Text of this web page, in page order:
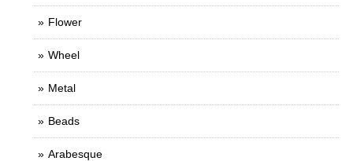
Flower
Wheel
Metal
Beads
Arabesque